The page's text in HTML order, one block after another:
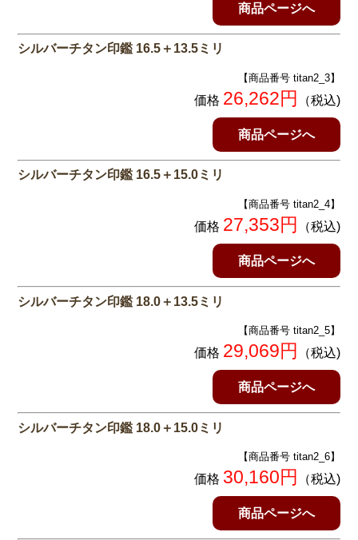
商品ページへ
シルバーチタン印鑑 16.5＋13.5ミリ
【商品番号 titan2_3】
価格 26,262円 （税込)
商品ページへ
シルバーチタン印鑑 16.5＋15.0ミリ
【商品番号 titan2_4】
価格 27,353円 （税込)
商品ページへ
シルバーチタン印鑑 18.0＋13.5ミリ
【商品番号 titan2_5】
価格 29,069円 （税込)
商品ページへ
シルバーチタン印鑑 18.0＋15.0ミリ
【商品番号 titan2_6】
価格 30,160円 （税込)
商品ページへ